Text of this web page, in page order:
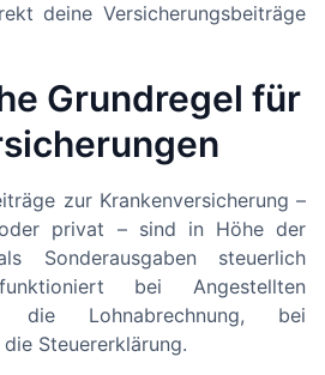
deine Versicherungsbeiträge
Grundregel für
zur Krankenversicherung –
privat – sind in Höhe der
Sonderausgaben steuerlich
bei Angestellten
die Lohnabrechnung, bei
Steuererklärung.